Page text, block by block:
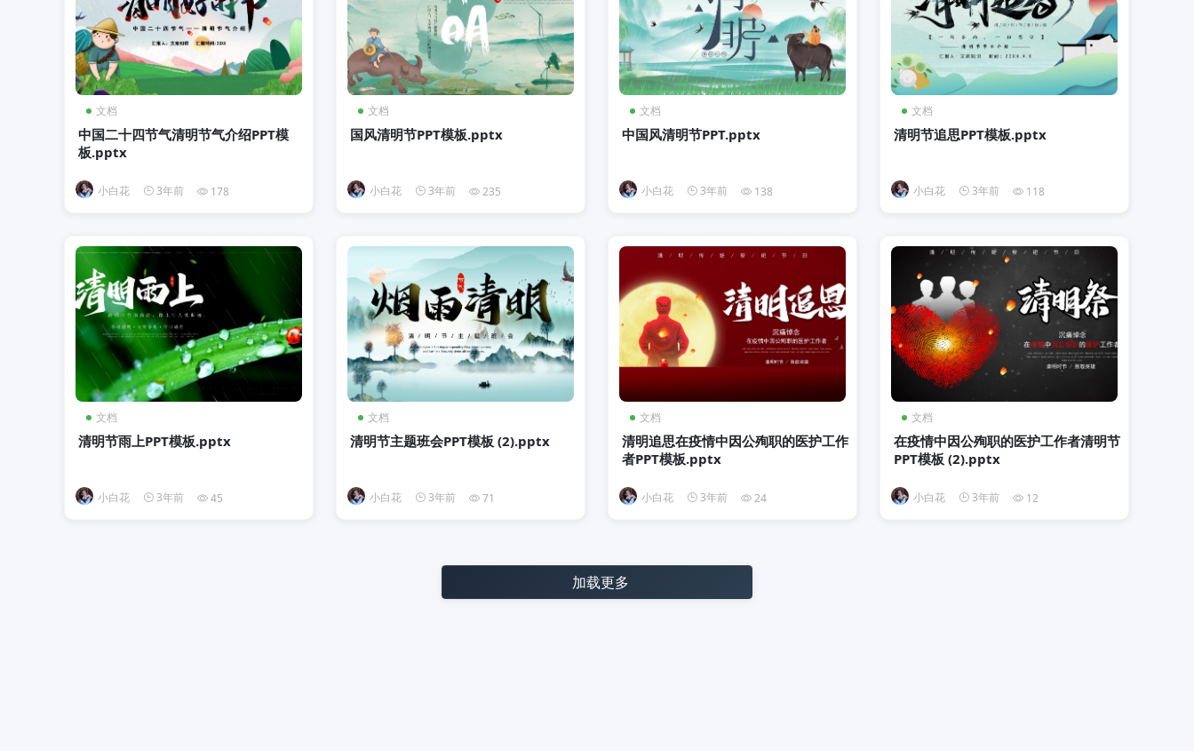
文档
中国二十四节气清明节气介绍PPT模
板.pptx
小白花 3年前 178
文档
国风清明节PPT模板.pptx
小白花 3年前 235
文档
中国风清明节PPT.pptx
小白花 3年前 138
文档
清明节追思PPT模板.pptx
小白花 3年前 118
文档
清明节雨上PPT模板.pptx
小白花 3年前 45
文档
清明节主题班会PPT模板 (2).pptx
小白花 3年前 71
文档
清明追思在疫情中因公殉职的医护工作
者PPT模板.pptx
小白花 3年前 24
文档
在疫情中因公殉职的医护工作者清明节
PPT模板 (2).pptx
小白花 3年前 12
加载更多